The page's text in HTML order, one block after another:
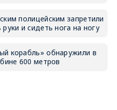
полицейским запретили
и сидеть нога на ногу
корабль» обнаружили в
600 метров